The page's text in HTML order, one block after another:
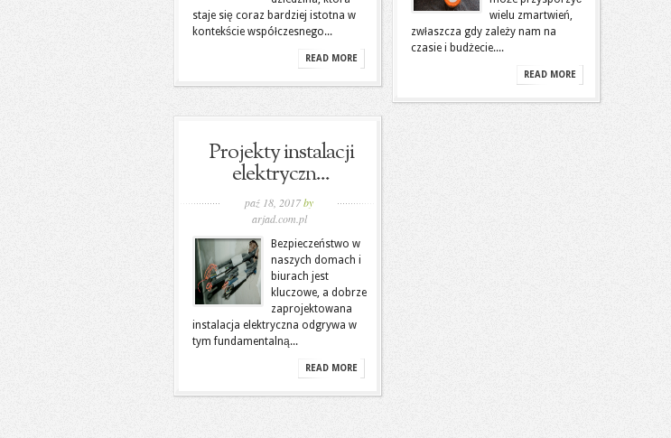
staje się coraz bardziej istotna w
kontekście współczesnego...
READ MORE
wielu zmartwień,
zwłaszcza gdy zależy nam na
czasie i budżecie....
READ MORE
Projekty instalacji
elektryczn...
paź 18, 2017by
arjad.com.pl
Bezpieczeństwo w
naszych domach i
biurach jest
kluczowe, a dobrze
zaprojektowana
instalacja elektryczna odgrywa w
tym fundamentalną...
READ MORE